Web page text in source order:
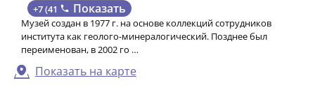
+7 (41 Показать
Музей создан в 1977 г. на основе коллекций сотрудников
института как геолого-минералогический. Позднее был
переименован, в 2002 го …
Показать на карте